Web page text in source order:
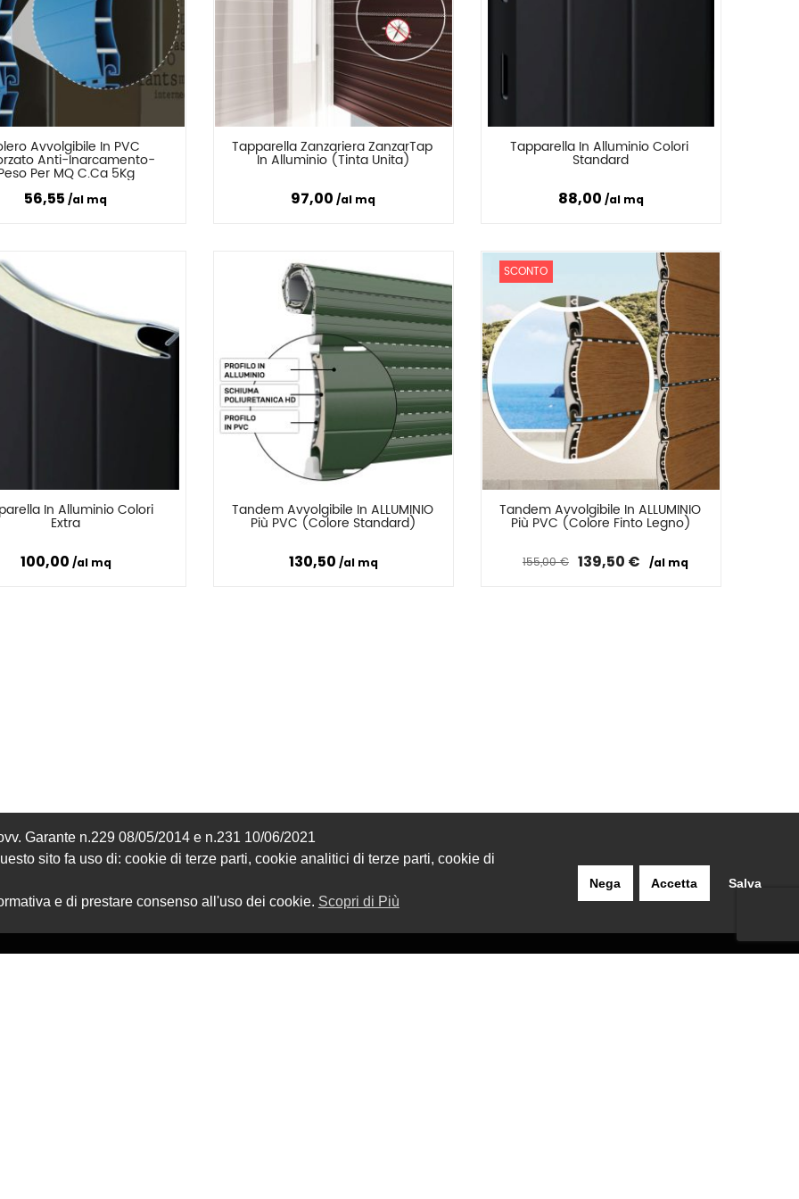
Garante n.229 08/05/2014 e n.231 10/06/2021
sito fa uso di: cookie di terze parti, cookie analitici di terze parti, cookie di
e di prestare consenso all'uso dei cookie. Scopri di Più
Nega Accetta Salva
MICROFORATO) CON
CASSONETTO E GUIDE
188,00 ISTRUZIONI DI
MONTAGGIO
Avvolgibile In PVC
Anti-Inarcamento-
Per MQ C.ca 5Kg
56,55 al mq
Confronta Tapparella Zanzariera ZanzarTap
In Alluminio (Tinta Unita)
97,00 al mq
Confronta Tapparella In Alluminio Colori
Standard
88,00 al mq
Confronta
In Alluminio Colori
Extra
100,00 al mq
Confronta Tandem Avvolgibile In ALLUMINIO
Più PVC (Colore Standard)
130,50 al mq
Confronta
SCONTO
Tandem Avvolgibile In ALLUMINIO
Più PVC (Colore Finto Legno)
155,00€
Il
139,50 € Ilal mq
Confronta